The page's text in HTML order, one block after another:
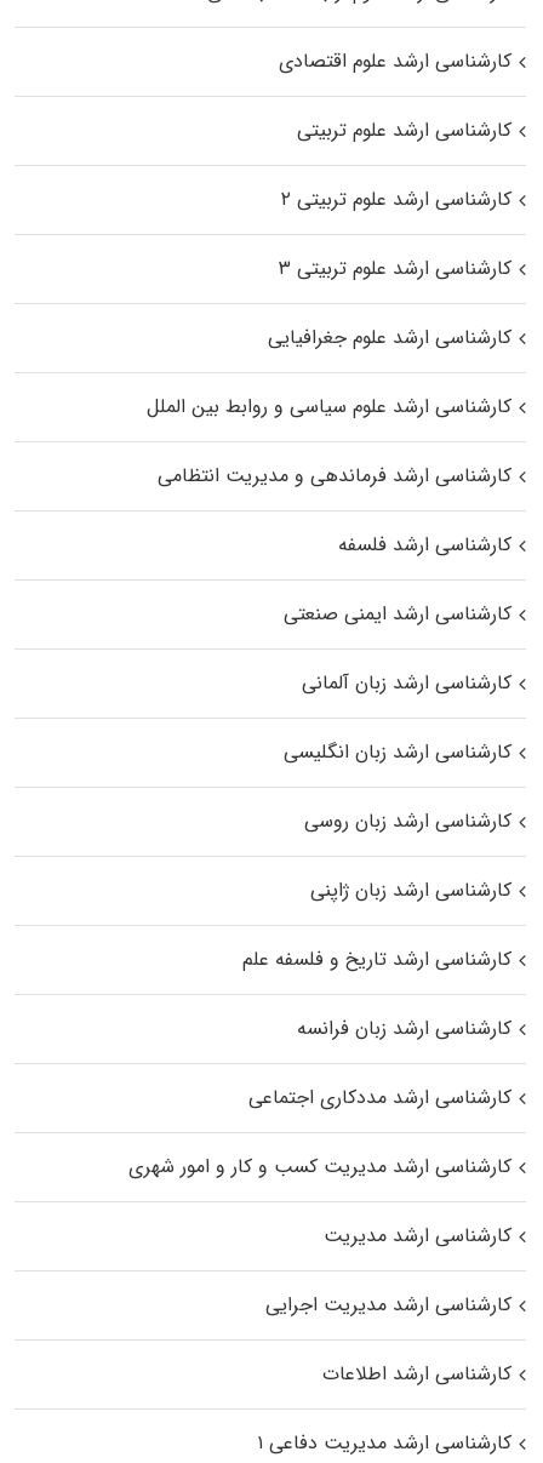
کارشناسی ارشد علوم اقتصادی
کارشناسی ارشد علوم تربیتی
کارشناسی ارشد علوم تربیتی ۲
کارشناسی ارشد علوم تربیتی ۳
کارشناسی ارشد علوم جغرافیایی
کارشناسی ارشد علوم سیاسی و روابط بین الملل
کارشناسی ارشد فرماندهی و مدیریت انتظامی
کارشناسی ارشد فلسفه
کارشناسی ارشد ایمنی صنعتی
کارشناسی ارشد زبان آلمانی
کارشناسی ارشد زبان انگلیسی
کارشناسی ارشد زبان روسی
کارشناسی ارشد زبان ژاپنی
کارشناسی ارشد تاریخ و فلسفه علم
کارشناسی ارشد زبان فرانسه
کارشناسی ارشد مددکاری اجتماعی
کارشناسی ارشد مدیریت کسب و کار و امور شهری
کارشناسی ارشد مدیریت
کارشناسی ارشد مدیریت اجرایی
کارشناسی ارشد اطلاعات
کارشناسی ارشد مدیریت دفاعی ۱